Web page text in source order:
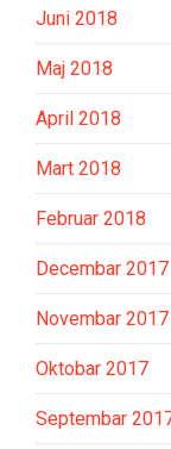
Juni 2018
Maj 2018
April 2018
Mart 2018
Februar 2018
Decembar 2017
Novembar 2017
Oktobar 2017
Septembar